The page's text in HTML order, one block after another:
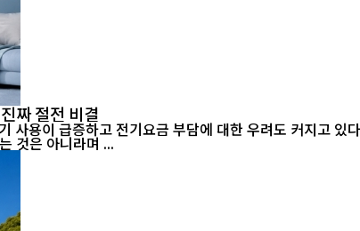
짜 절전 비결
것은 아니라며 ...